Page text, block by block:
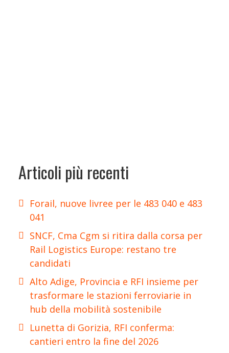
Articoli più recenti
Forail, nuove livree per le 483 040 e 483
041
SNCF, Cma Cgm si ritira dalla corsa per
Rail Logistics Europe: restano tre
candidati
Alto Adige, Provincia e RFI insieme per
trasformare le stazioni ferroviarie in
hub della mobilità sostenibile
Lunetta di Gorizia, RFI conferma:
cantieri entro la fine del 2026